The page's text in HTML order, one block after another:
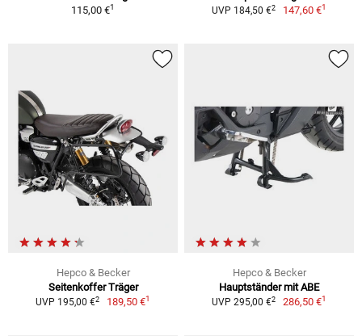
115,00 €1 UVP 184,50 €2 147,60 €1
Hepco & Becker
Seitenkoffer Träger
UVP 195,00 €2 189,50 €1
Hepco & Becker
Hauptständer mit ABE
UVP 295,00 €2 286,50 €1